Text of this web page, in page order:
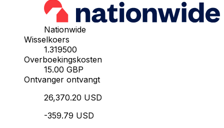
Nationwide
Wisselkoers
1.319500
Overboekingskosten
15.00 GBP
Ontvanger ontvangt
26,370.20 USD
-359.79 USD